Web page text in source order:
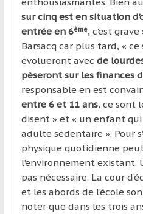
sur cinq est en situation
entrée en 6ème, c’est
Barsacq car plus tard, «
évolueront avec de
pèseront sur les finances
responsable en est
entre 6 et 11 ans, ce sont
disent » et « un enfant
adulte sédentaire ». Pour
physique quotidienne peut
l’environnement existant.
pas nécessaire. La cour
et les abords de l’école
noter que dans les trois